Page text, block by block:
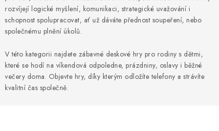
B2B SEKCE
DESKOHERNÍ KLUBY, DDM, KNIHOVNY A JINÉ
ZÁJMOVÉ ORGANIZACE
ZÁKLADNÍ A MATEŘSKÉ ŠKOLY, STŘEDNÍ ŠKOLY A
JINÁ VZDĚLÁVACÍ ZAŘÍZENÍ
rozvíjejí logické myšlení, komunikaci, strategické uvažování i
schopnost spolupracovat, ať už dáváte přednost soupeření, nebo
společnému plnění úkolů.
V této kategorii najdete zábavné deskové hry pro rodiny s dětmi,
které se hodí na víkendová odpoledne, prázdniny, oslavy i běžné
večery doma. Objevte hry, díky kterým odložíte telefony a strávíte
kvalitní čas společně.